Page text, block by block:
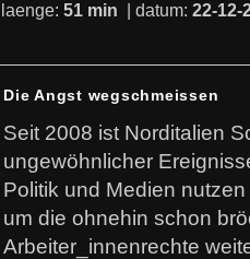
laenge: 51 min | datum: 22-12-
Die Angst wegschmeissen
Seit 2008 ist Norditalien
ungewöhnlicher
Politik und Medien
um die ohnehin schon
Arbeiter_innenrechte